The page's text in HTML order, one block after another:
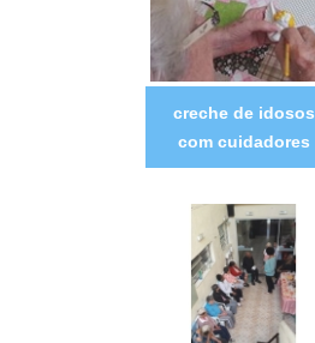
creche de idosos
com cuidadores